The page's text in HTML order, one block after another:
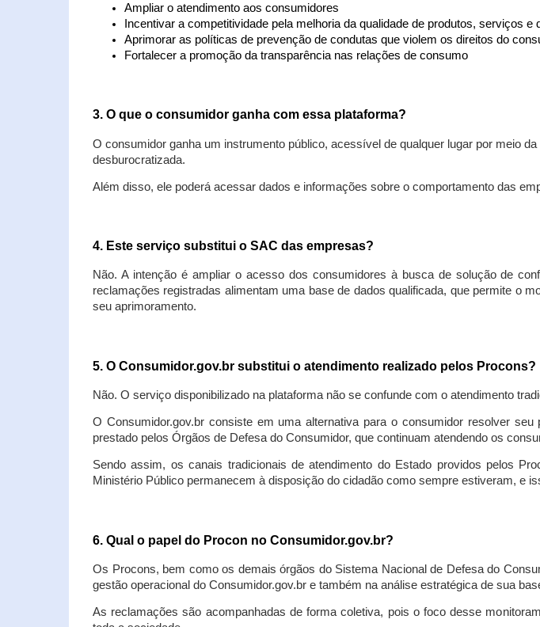
Ampliar o atendimento aos consumidores
Incentivar a competitividade pela melhoria da qualidade de produtos, serviços
Aprimorar as políticas de prevenção de condutas que violem os direitos do
Fortalecer a promoção da transparência nas relações de consumo
3. O que o consumidor ganha com essa plataforma?
O consumidor ganha um instrumento público, acessível de qualquer lugar por meio
desburocratizada.
Além disso, ele poderá acessar dados e informações sobre o comportamento das
4. Este serviço substitui o SAC das empresas?
Não. A intenção é ampliar o acesso dos consumidores à busca de solução de
reclamações registradas alimentam uma base de dados qualificada, que permite o
seu aprimoramento.
5. O Consumidor.gov.br substitui o atendimento realizado pelos Procons?
Não. O serviço disponibilizado na plataforma não se confunde com o atendimento
O Consumidor.gov.br consiste em uma alternativa para o consumidor resolver
prestado pelos Órgãos de Defesa do Consumidor, que continuam atendendo os
Sendo assim, os canais tradicionais de atendimento do Estado providos pelos
Ministério Público permanecem à disposição do cidadão como sempre estiveram, e
6. Qual o papel do Procon no Consumidor.gov.br?
Os Procons, bem como os demais órgãos do Sistema Nacional de Defesa do
gestão operacional do Consumidor.gov.br e também na análise estratégica de sua
As reclamações são acompanhadas de forma coletiva, pois o foco desse